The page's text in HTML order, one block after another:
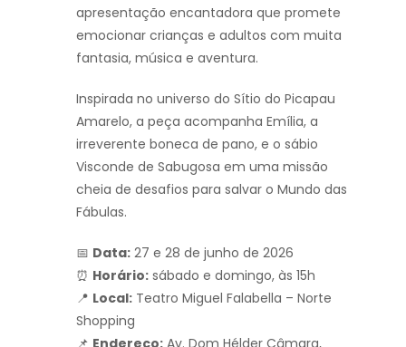
apresentação encantadora que promete
emocionar crianças e adultos com muita
fantasia, música e aventura.
Inspirada no universo do Sítio do Picapau
Amarelo, a peça acompanha Emília, a
irreverente boneca de pano, e o sábio
Visconde de Sabugosa em uma missão
cheia de desafios para salvar o Mundo das
Fábulas.
📅 Data: 27 e 28 de junho de 2026
⏰ Horário: sábado e domingo, às 15h
📍 Local: Teatro Miguel Falabella – Norte
Shopping
📌 Endereço: Av. Dom Hélder Câmara,